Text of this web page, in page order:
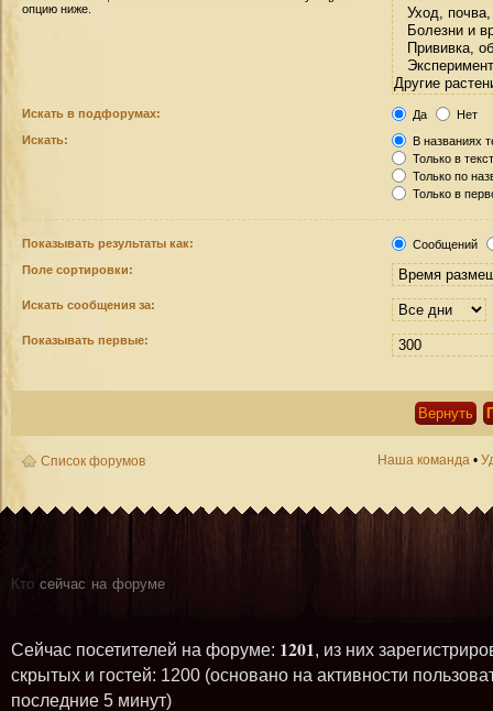
опцию ниже.
Искать в подфорумах: Да
Нет
Искать:
В названиях
Только в
Только по
Только в
Показывать результаты как:
Сообщений
Поле сортировки:
Искать сообщения за:
Показывать первые:
Список форумов Наша команда •
Кто сейчас на форуме
Сейчас посетителей на форуме: 1201, из них
скрытых и гостей: 1200 (основано на активности
последние 5 минут)